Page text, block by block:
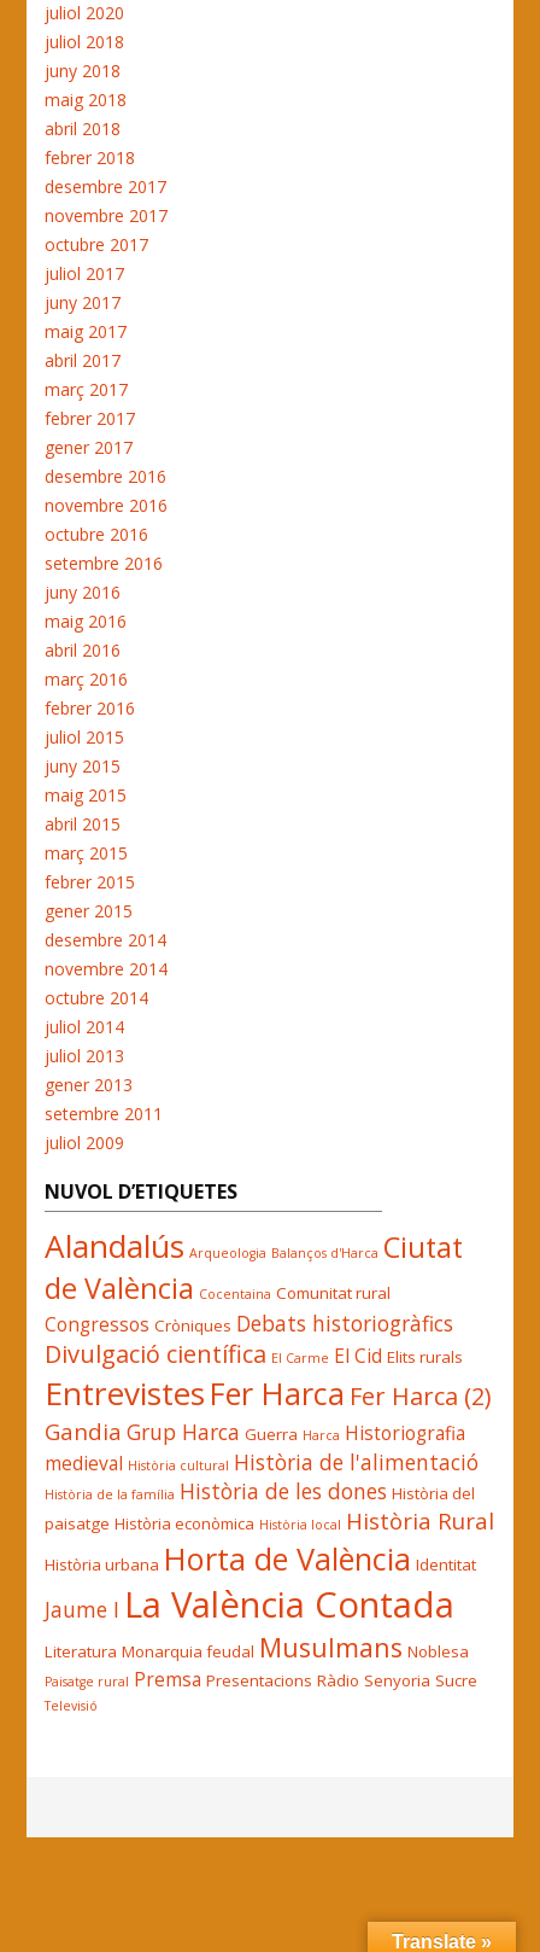
juliol 2020
juliol 2018
juny 2018
maig 2018
abril 2018
febrer 2018
desembre 2017
novembre 2017
octubre 2017
juliol 2017
juny 2017
maig 2017
abril 2017
març 2017
febrer 2017
gener 2017
desembre 2016
novembre 2016
octubre 2016
setembre 2016
juny 2016
maig 2016
abril 2016
març 2016
febrer 2016
juliol 2015
juny 2015
maig 2015
abril 2015
març 2015
febrer 2015
gener 2015
desembre 2014
novembre 2014
octubre 2014
juliol 2014
juliol 2013
gener 2013
setembre 2011
juliol 2009
NUVOL D’ETIQUETES
Alandalús Arqueologia Balanços d'Harca Ciutat
de València Cocentaina Comunitat rural
Congressos Cròniques Debats historiogràfics
Divulgació científica El Carme El Cid Elits rurals
Entrevistes Fer Harca Fer Harca (2)
Gandia Grup Harca Guerra Harca Historiografia
medieval Història cultural Història de l'alimentació
Història de la família Història de les dones Història del
paisatge Història econòmica Història local Història Rural
Història urbana Horta de València Identitat
Jaume I La València Contada
Literatura Monarquia feudal Musulmans Noblesa
Paisatge rural Premsa Presentacions Ràdio Senyoria Sucre
Televisió
Translate »